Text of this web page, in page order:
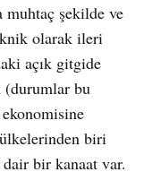
muhtaç şekilde ve
olarak ileri
açık gitgide
(durumlar bu
biri
bir kanaat var.